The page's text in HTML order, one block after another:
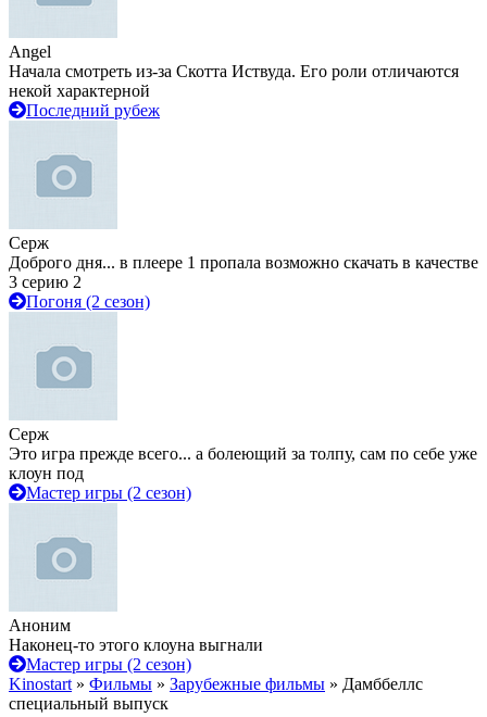
Angel
Начала смотреть из-за Скотта Иствуда. Его роли отличаются
некой характерной
Последний рубеж
Серж
Доброго дня... в плеере 1 пропала возможно скачать в качестве
3 серию 2
Погоня (2 сезон)
Серж
Это игра прежде всего... а болеющий за толпу, сам по себе уже
клоун под
Мастер игры (2 сезон)
Аноним
Наконец-то этого клоуна выгнали
Мастер игры (2 сезон)
Kinostart » Фильмы » Зарубежные фильмы » Дамббеллс
cпециальный выпуск